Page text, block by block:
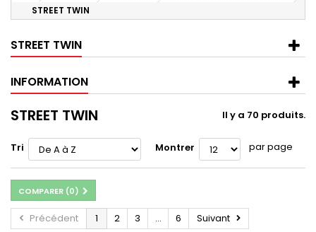
STREET TWIN
STREET TWIN
INFORMATION
STREET TWIN Il y a 70 produits.
Tri Montrer par page
COMPARER (0)
Précédent 1 2 3 ... 6 Suivant